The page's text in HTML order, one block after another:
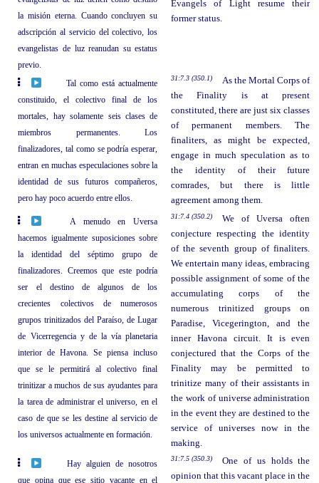
la misión eterna. Cuando concluyen su
adscripción al servicio del colectivo, los
evangelistas de luz reanudan su estatus
previo.
Evangels of Light resume their
former status.
Tal como está actualmente
constituido, el colectivo final de los
mortales, hay solamente seis clases de
miembros permanentes. Los
finalizadores, tal como se podría esperar,
entran en muchas especulaciones sobre la
identidad de sus futuros compañeros,
pero hay poco acuerdo entre ellos.
31:7.3 (350.1)
As the Mortal Corps of
the Finality is at present
constituted, there are just six classes
of permanent members. The
finaliters, as might be expected,
engage in much speculation as to
the identity of their future
comrades, but there is little
agreement among them.
A menudo en Uversa
hacemos igualmente suposiciones sobre
la identidad del séptimo grupo de
finalizadores. Creemos que este podría
ser el destino de algunos de los
crecientes colectivos de numerosos
grupos trinitizados del Paraíso, de Lugar
de Vicerregencia y de la vía planetaria
interior de Havona. Se piensa incluso
que se le permitirá al colectivo final
trinitizar a muchos de sus ayudantes para
la tarea de administrar el universo, en el
caso de que se les destine al servicio de
los universos actualmente en formación.
31:7.4 (350.2)
We of Uversa often
conjecture respecting the identity
of the seventh group of finaliters.
We entertain many ideas, embracing
possible assignment of some of the
accumulating corps of the
numerous trinitized groups on
Paradise, Vicegerington, and the
inner Havona circuit. It is even
conjectured that the Corps of the
Finality may be permitted to
trinitize many of their assistants in
the work of universe administration
in the event they are destined to the
service of universes now in the
making.
Hay alguien de nosotros
que opina que ese sitio vacante en el
31:7.5 (350.3)
One of us holds the
opinion that this vacant place in the